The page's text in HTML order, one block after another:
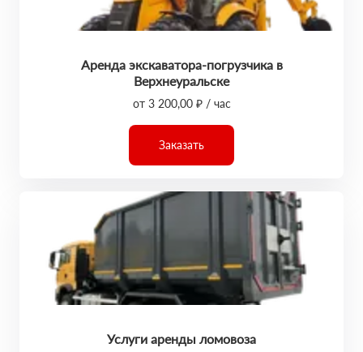
Аренда экскаватора-погрузчика в
Верхнеуральске
от 3 200,00 ₽ / час
Заказать
Услуги аренды ломовоза